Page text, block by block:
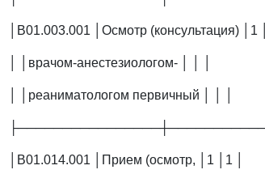
│B01.003.001 │Осмотр (консультация) │1
│ │врачом-анестезиологом- │ │ │
│ │реаниматологом первичный │ │ │
│B01.014.001 │Прием (осмотр, │1 │1 │